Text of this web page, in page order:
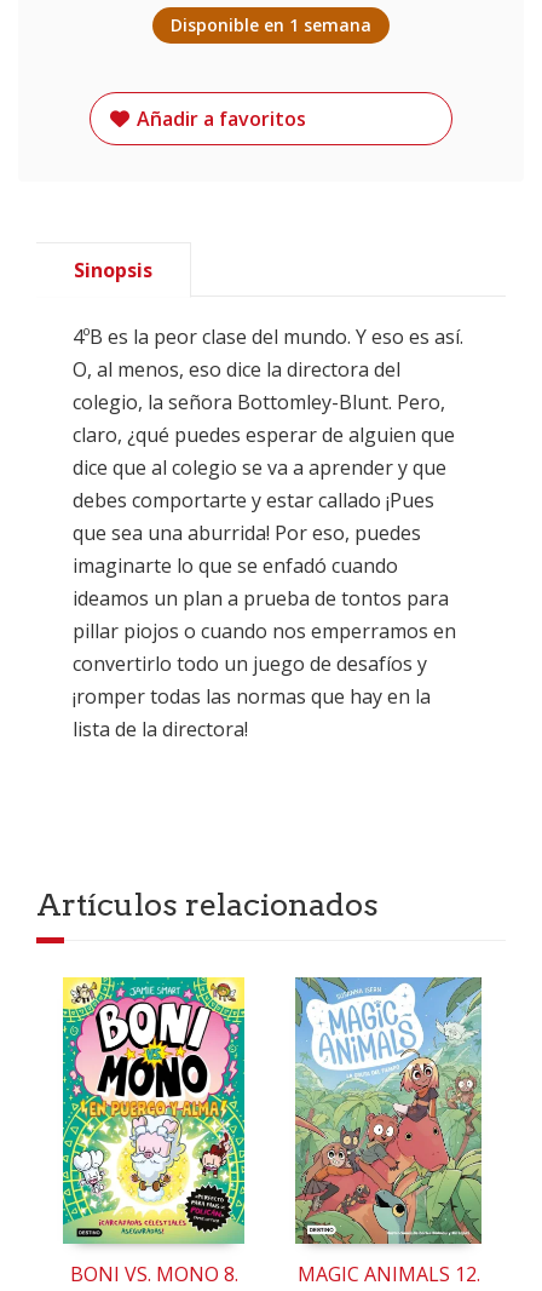
Disponible en 1 semana
Añadir a favoritos
Sinopsis
4ºB es la peor clase del mundo. Y eso es así.
O, al menos, eso dice la directora del
colegio, la señora Bottomley-Blunt. Pero,
claro, ¿qué puedes esperar de alguien que
dice que al colegio se va a aprender y que
debes comportarte y estar callado ¡Pues
que sea una aburrida! Por eso, puedes
imaginarte lo que se enfadó cuando
ideamos un plan a prueba de tontos para
pillar piojos o cuando nos emperramos en
convertirlo todo un juego de desafíos y
¡romper todas las normas que hay en la
lista de la directora!
Artículos relacionados
BONI VS. MONO 8.
MAGIC ANIMALS 12.